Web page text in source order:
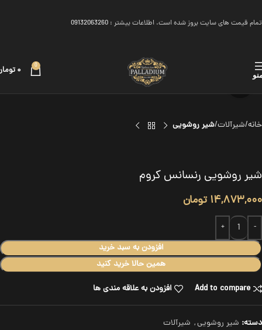
تمام قیمت های سایت بروز شده است. اطلاعات بیشتر : 09132063260
0 ۰
برای بزرگنمایی کلیک کنید
خانه شیرآلات شیر روشویی
شیر روشویی رنسانس کروم
۱۴,۸۷۳,۰۰۰ تومان
افزودن به سبد خرید
همین حالا خرید کنید
Add to compare
افزودن به علاقه مندی ها
دسته: شیر روشویی, شیرآلات